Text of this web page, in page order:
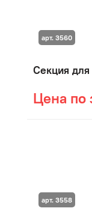
Секция для
Цена по
арт. 3560
арт. 3558